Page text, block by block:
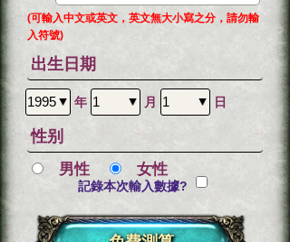
(可輸入中文或英文，英文無大小寫之分，請勿輸
入符號)
出生日期
年 月 日
性别
男性 女性
記錄本次輸入數據?